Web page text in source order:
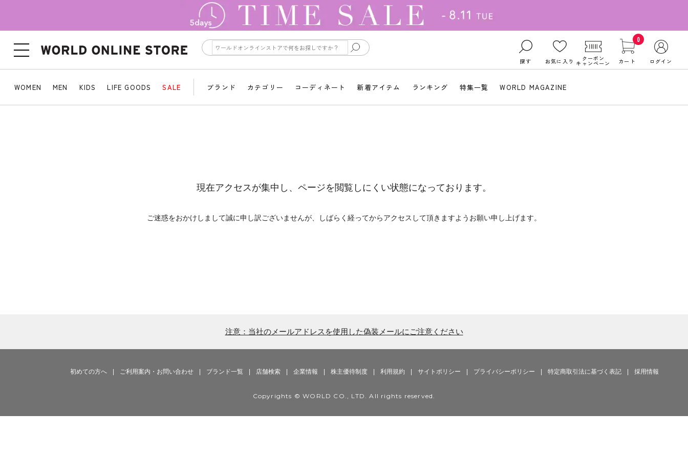
探す お気に入り クーポン
キャンペーン
0
カート ログイン
WOMEN MEN KIDS LIFE GOODS SALE ブランド カテゴリー コーディネート 新着アイテム ランキング 特集一覧 WORLD MAGAZINE
現在アクセスが集中し、ページを閲覧しにくい状態になっております。
ご迷惑をおかけしまして誠に申し訳ございませんが、しばらく経ってからアクセスして頂きますようお願い申し上げます。
注意：当社のメールアドレスを使用した偽装メールにご注意ください
初めての方へ ご利用案内・お問い合わせ ブランド一覧 店舗検索 企業情報 株主優待制度 利用規約 サイトポリシー プライバシーポリシー 特定商取引法に基づく表記 採用情報
Copyrights © WORLD CO., LTD. All rights reserved.